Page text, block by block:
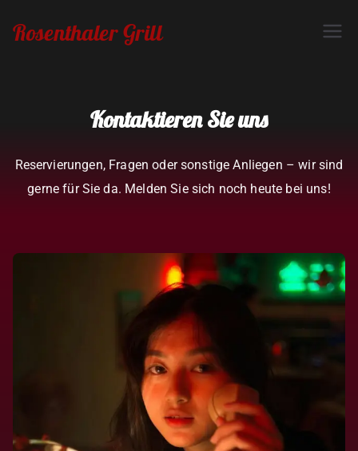
Rosenthaler Grill
Kontaktieren Sie uns
Reservierungen, Fragen oder sonstige Anliegen – wir sind
gerne für Sie da. Melden Sie sich noch heute bei uns!